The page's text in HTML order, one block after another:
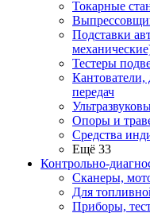
Токарные
Подставки
Тестеры
Кантователи,
передач
Опоры и
Средства
Ещё 33
Контрольно-
Сканеры,
Для
Приборы,